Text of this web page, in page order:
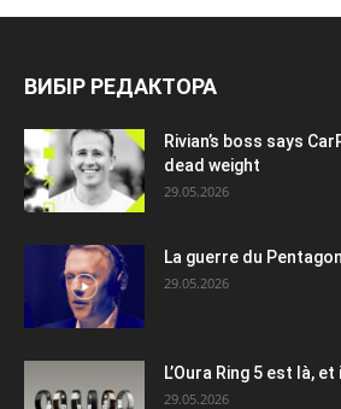
ВИБІР РЕДАКТОРА
Rivian’s boss says
dead weight
29.05.2026
La guerre du
29.05.2026
L’Oura Ring 5 est là,
29.05.2026